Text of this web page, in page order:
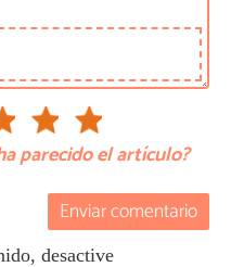
parecido el artículo?
Enviar comentario
desactive